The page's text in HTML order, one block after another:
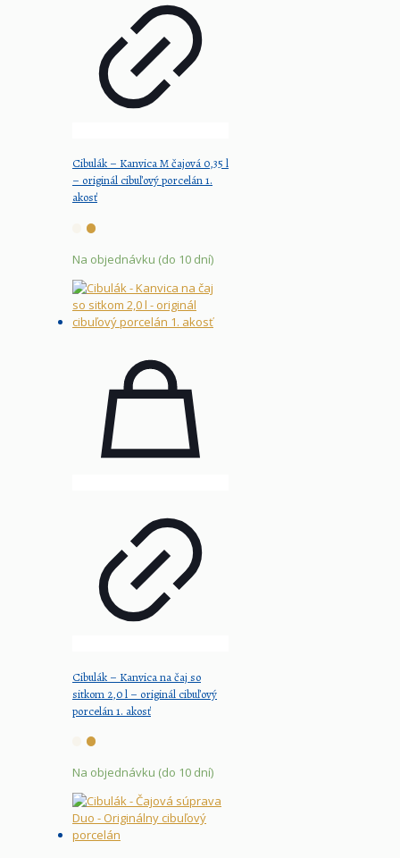
Cibulák – Kanvica M čajová 0,35 l
– originál cibuľový porcelán 1.
akosť
Na objednávku (do 10 dní)
Cibulák – Kanvica na čaj so
sitkom 2,0 l – originál cibuľový
porcelán 1. akosť
Na objednávku (do 10 dní)